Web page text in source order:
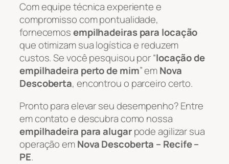
Com equipe técnica experiente e
compromisso com pontualidade,
fornecemosempilhadeiras para locação
que otimizam sua logística e reduzem
custos. Se você pesquisou por “locação de
empilhadeira perto de mim” emNova
Descoberta, encontrou o parceiro certo.
Pronto para elevar seu desempenho? Entre
em contato e descubra como nossa
empilhadeira para alugarpode agilizar sua
operação emNova Descoberta – Recife –
PE.